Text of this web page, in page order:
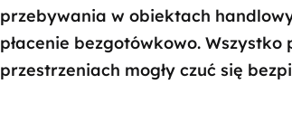
przebywania w obiektach
płacenie bezgotówkowo.
przestrzeniach mogły czuć się